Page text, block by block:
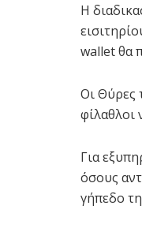
Η
wallet θα
Οι Θύρες
φίλαθλοι
Για
όσους
γήπεδο